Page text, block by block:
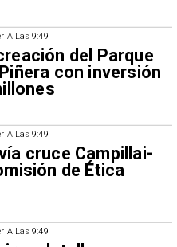
A Las 9:49
del Parque
con inversión
A Las 9:49
cruce Campillai-
de Ética
A Las 9:49